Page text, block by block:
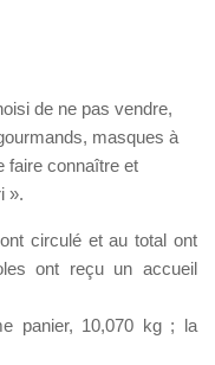
de ne pas vendre,
masques à
faire connaître et
».
circulé et au total ont
ont reçu un accueil
panier, 10,070 kg ; la